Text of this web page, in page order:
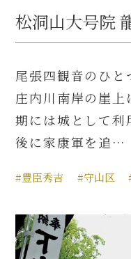
松洞山大号院
尾張四観音のひと
庄内川南岸の崖
期には城として利
後に家康軍を追…
#豊臣秀吉 #守山区